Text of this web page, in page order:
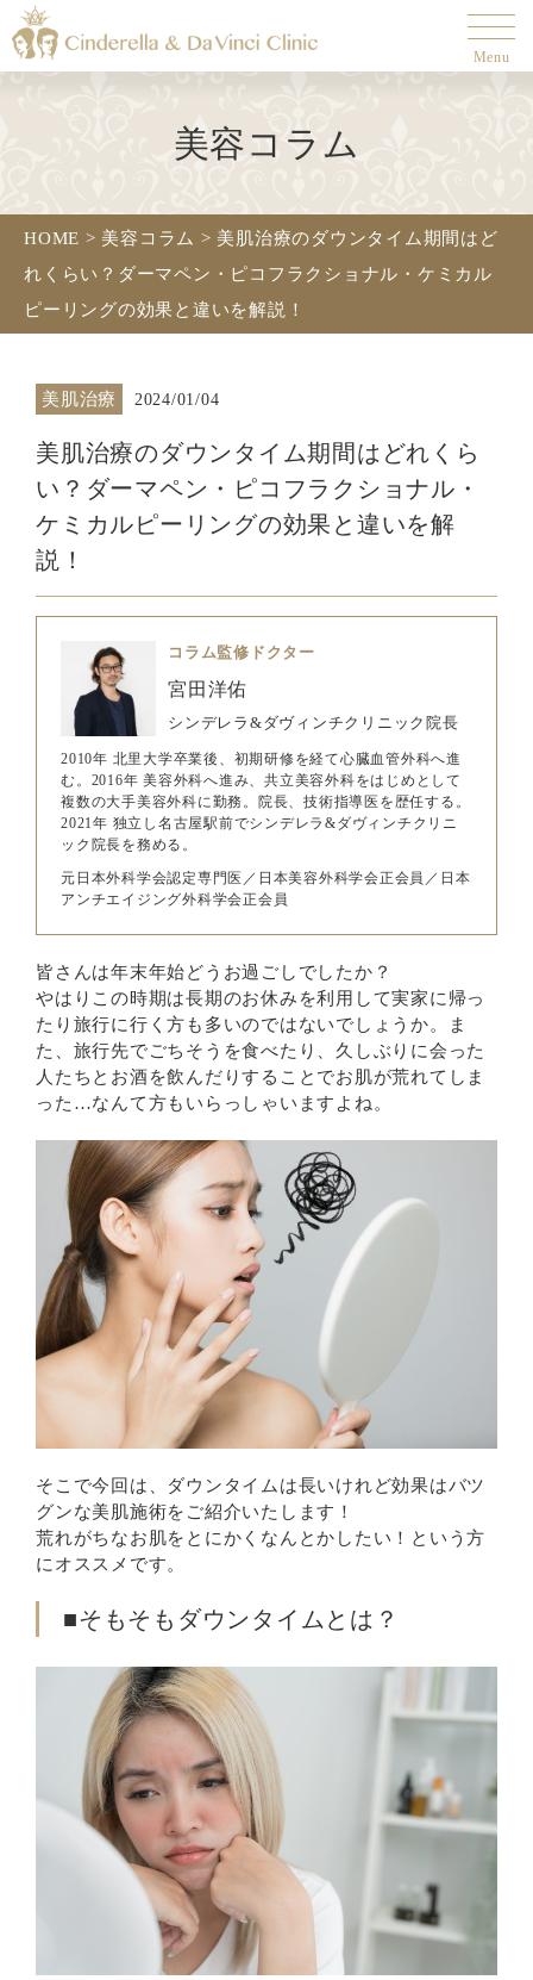
Menu
美容コラム
HOME > 美容コラム > 美肌治療のダウンタイム期間はど
れくらい？ダーマペン・ピコフラクショナル・ケミカル
ピーリングの効果と違いを解説！
美肌治療 2024/01/04
美肌治療のダウンタイム期間はどれくら
い？ダーマペン・ピコフラクショナル・
ケミカルピーリングの効果と違いを解
説！
コラム監修ドクター
宮田洋佑
シンデレラ&ダヴィンチクリニック院長
2010年 北里大学卒業後、初期研修を経て心臓血管外科へ進
む。2016年 美容外科へ進み、共立美容外科をはじめとして
複数の大手美容外科に勤務。院長、技術指導医を歴任する。
2021年 独立し名古屋駅前でシンデレラ&ダヴィンチクリニ
ック院長を務める。
元日本外科学会認定専門医／日本美容外科学会正会員／日本
アンチエイジング外科学会正会員
皆さんは年末年始どうお過ごしでしたか？
やはりこの時期は長期のお休みを利用して実家に帰っ
たり旅行に行く方も多いのではないでしょうか。ま
た、旅行先でごちそうを食べたり、久しぶりに会った
人たちとお酒を飲んだりすることでお肌が荒れてしま
った…なんて方もいらっしゃいますよね。
そこで今回は、ダウンタイムは長いけれど効果はバツ
グンな美肌施術をご紹介いたします！
荒れがちなお肌をとにかくなんとかしたい！という方
にオススメです。
■そもそもダウンタイムとは？